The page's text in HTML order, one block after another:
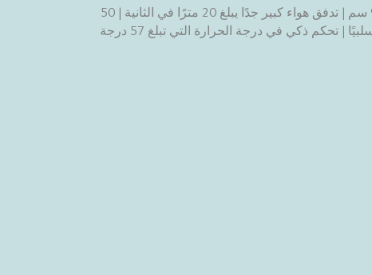
مليون من الأيونات المشحونة سلبيًا | تحكم ذكي في درجة الحرارة التي تبلغ 57 درجة